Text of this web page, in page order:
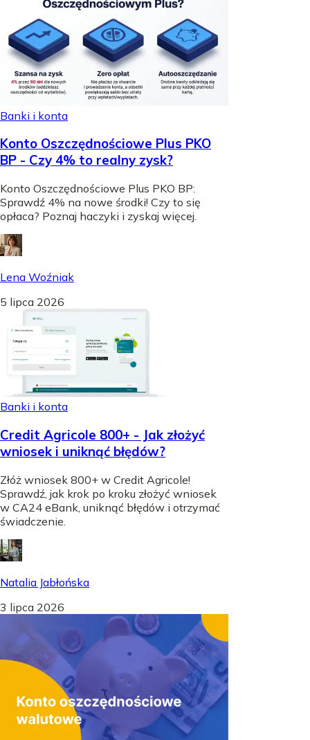
Banki i konta
Konto Oszczędnościowe Plus PKO
BP - Czy 4% to realny zysk?
Konto Oszczędnościowe Plus PKO BP:
Sprawdź 4% na nowe środki! Czy to się
opłaca? Poznaj haczyki i zyskaj więcej.
Lena Woźniak
5 lipca 2026
Banki i konta
Credit Agricole 800+ - Jak złożyć
wniosek i uniknąć błędów?
Złóż wniosek 800+ w Credit Agricole!
Sprawdź, jak krok po kroku złożyć wniosek
w CA24 eBank, uniknąć błędów i otrzymać
świadczenie.
Natalia Jabłońska
3 lipca 2026